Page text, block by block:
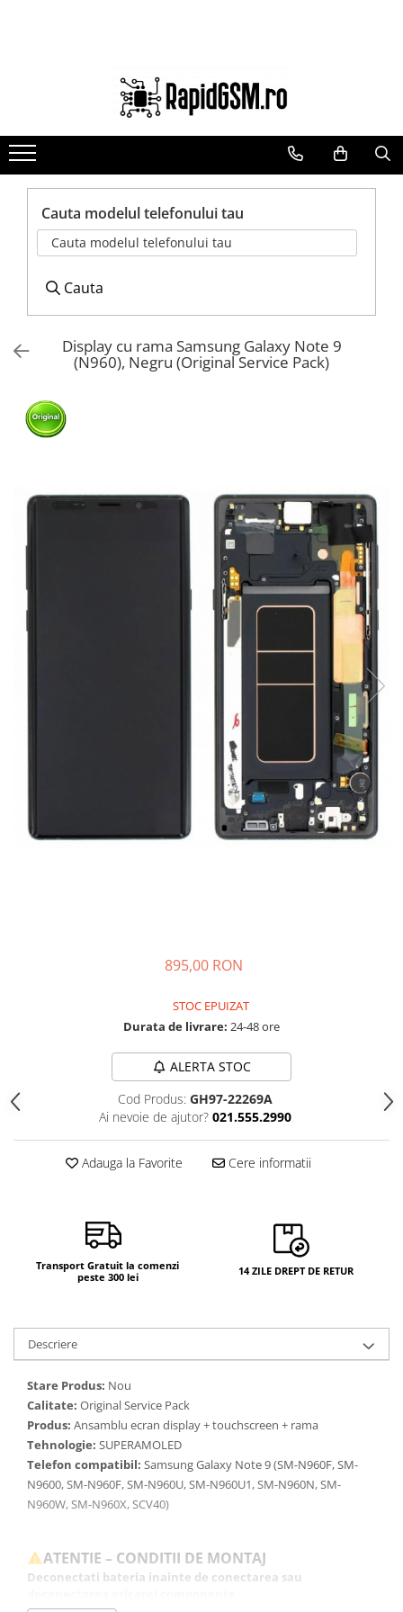
seria M
seria N(note)
seria Y
tableta
Casti
Folie protectie STICLA
Stocare
Suport auto
Benzi flex si butoane
Camere si subansamble
Carcase si capace
Suport SIM
Suruburi si adezivi
Touchscreen
Cauta modelul telefonului tau
Cauta modelul telefonului tau
Cauta
Display cu rama Samsung Galaxy Note 9
(N960), Negru (Original Service Pack)
895,00 RON
STOC EPUIZAT
Durata de livrare: 24-48 ore
ALERTA STOC
Cod Produs: GH97-22269A
Ai nevoie de ajutor? 021.555.2990
Adauga la Favorite Cere informatii
Transport Gratuit la comenzi
peste 300 lei
14 ZILE DREPT DE RETUR
Descriere
Stare Produs: Nou
Calitate: Original Service Pack
Produs: Ansamblu ecran display + touchscreen + rama
Tehnologie: SUPERAMOLED
Telefon compatibil: Samsung Galaxy Note 9 (SM-N960F, SM-
N9600, SM-N960F, SM-N960U, SM-N960U1, SM-N960N, SM-
N960W, SM-N960X, SCV40)
ATENTIE – CONDITII DE MONTAJ
Deconectati bateria inainte de conectarea sau